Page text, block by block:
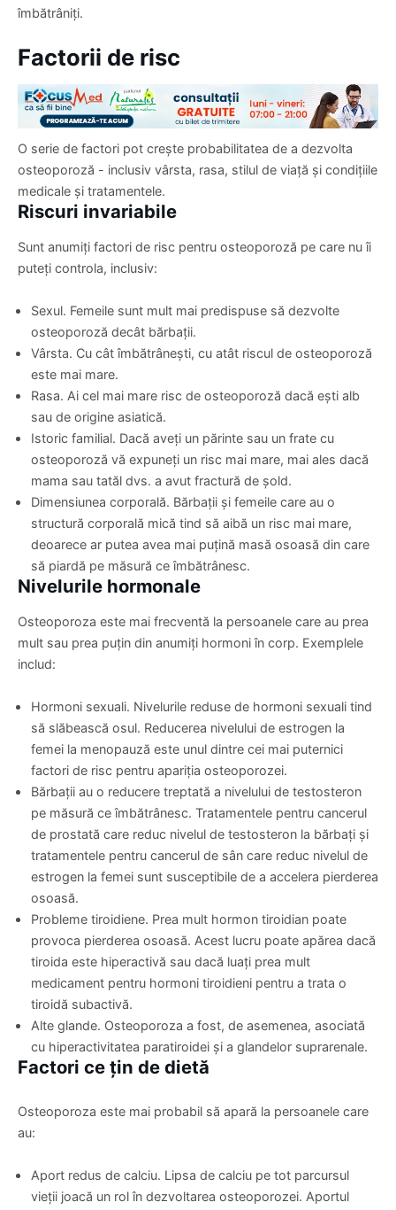
îmbătrâniți.
Factorii de risc
O serie de factori pot crește probabilitatea de a dezvolta
osteoporoză - inclusiv vârsta, rasa, stilul de viață și condițiile
medicale și tratamentele.
Riscuri invariabile
Sunt anumiți factori de risc pentru osteoporoză pe care nu îi
puteți controla, inclusiv:
Sexul. Femeile sunt mult mai predispuse să dezvolte
osteoporoză decât bărbații.
Vârsta. Cu cât îmbătrânești, cu atât riscul de osteoporoză
este mai mare.
Rasa. Ai cel mai mare risc de osteoporoză dacă ești alb
sau de origine asiatică.
Istoric familial. Dacă aveți un părinte sau un frate cu
osteoporoză vă expuneți un risc mai mare, mai ales dacă
mama sau tatăl dvs. a avut fractură de șold.
Dimensiunea corporală. Bărbații și femeile care au o
structură corporală mică tind să aibă un risc mai mare,
deoarece ar putea avea mai puțină masă osoasă din care
să piardă pe măsură ce îmbătrânesc.
Nivelurile hormonale
Osteoporoza este mai frecventă la persoanele care au prea
mult sau prea puțin din anumiți hormoni în corp. Exemplele
includ:
Hormoni sexuali. Nivelurile reduse de hormoni sexuali tind
să slăbească osul. Reducerea nivelului de estrogen la
femei la menopauză este unul dintre cei mai puternici
factori de risc pentru apariția osteoporozei.
Bărbații au o reducere treptată a nivelului de testosteron
pe măsură ce îmbătrânesc. Tratamentele pentru cancerul
de prostată care reduc nivelul de testosteron la bărbați și
tratamentele pentru cancerul de sân care reduc nivelul de
estrogen la femei sunt susceptibile de a accelera pierderea
osoasă.
Probleme tiroidiene. Prea mult hormon tiroidian poate
provoca pierderea osoasă. Acest lucru poate apărea dacă
tiroida este hiperactivă sau dacă luați prea mult
medicament pentru hormoni tiroidieni pentru a trata o
tiroidă subactivă.
Alte glande. Osteoporoza a fost, de asemenea, asociată
cu hiperactivitatea paratiroidei și a glandelor suprarenale.
Factori ce țin de dietă
Osteoporoza este mai probabil să apară la persoanele care
au:
Aport redus de calciu. Lipsa de calciu pe tot parcursul
vieții joacă un rol în dezvoltarea osteoporozei. Aportul